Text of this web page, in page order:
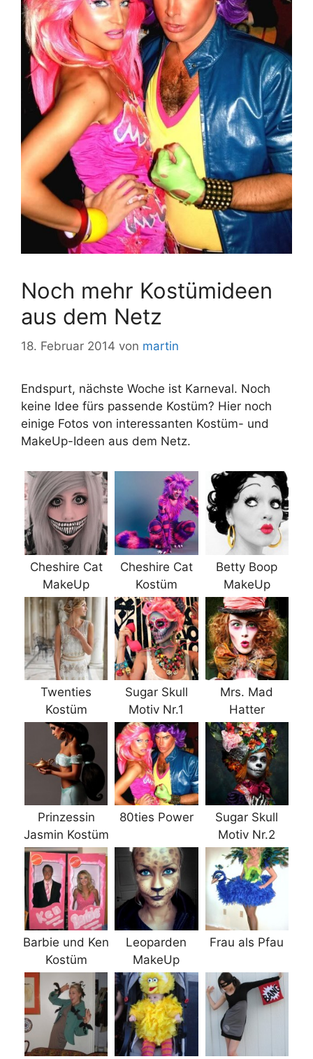
Noch mehr Kostümideen
aus dem Netz
18. Februar 2014 von martin
Endspurt, nächste Woche ist Karneval. Noch
keine Idee fürs passende Kostüm? Hier noch
einige Fotos von interessanten Kostüm- und
MakeUp-Ideen aus dem Netz.
Cheshire Cat
MakeUp
Cheshire Cat
Kostüm
Betty Boop
MakeUp
Twenties
Kostüm
Sugar Skull
Motiv Nr.1
Mrs. Mad
Hatter
Prinzessin
Jasmin Kostüm
80ties Power
Sugar Skull
Motiv Nr.2
Barbie und Ken
Kostüm
Leoparden
MakeUp
Frau als Pfau